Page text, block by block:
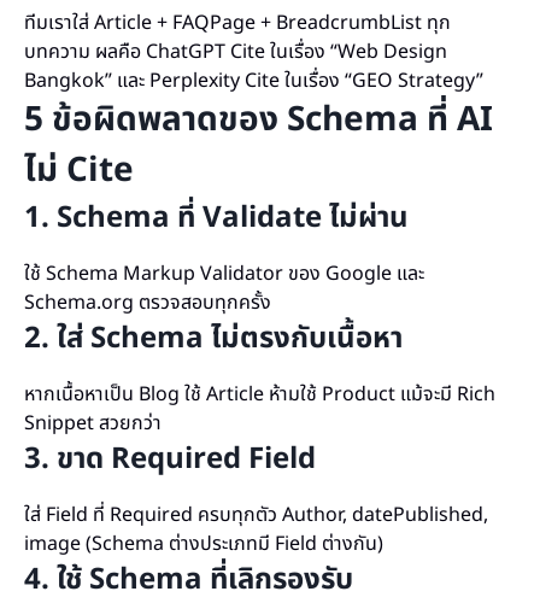
ทีมเราใส่ Article + FAQPage + BreadcrumbList ทุก
บทความ ผลคือ ChatGPT Cite ในเรื่อง “Web Design
Bangkok” และ Perplexity Cite ในเรื่อง “GEO Strategy”
5 ข้อผิดพลาดของ Schema ที่ AI
ไม่ Cite
1. Schema ที่ Validate ไม่ผ่าน
ใช้ Schema Markup Validator ของ Google และ
Schema.org ตรวจสอบทุกครั้ง
2. ใส่ Schema ไม่ตรงกับเนื้อหา
หากเนื้อหาเป็น Blog ใช้ Article ห้ามใช้ Product แม้จะมี Rich
Snippet สวยกว่า
3. ขาด Required Field
ใส่ Field ที่ Required ครบทุกตัว Author, datePublished,
image (Schema ต่างประเภทมี Field ต่างกัน)
4. ใช้ Schema ที่เลิกรองรับ